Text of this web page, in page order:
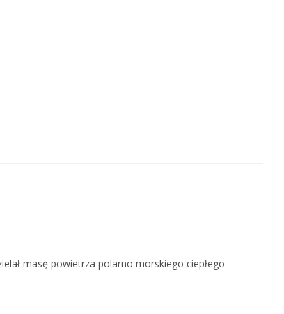
masę powietrza polarno morskiego ciepłego